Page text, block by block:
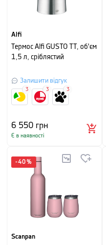
Alfi
Термос Alfi GUSTO TT, об'єм
1,5 л, сріблястий
Залишити відгук
6 550 грн
Є в наявності
3 3 3
-40 %
Scanpan